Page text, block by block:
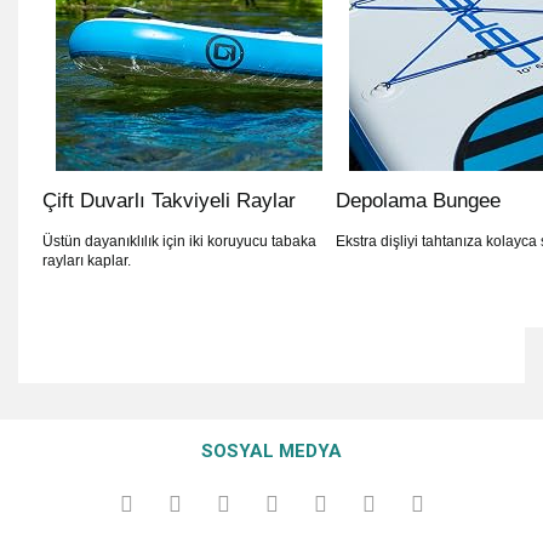
Çift Duvarlı Takviyeli Raylar
Üstün dayanıklılık için iki koruyucu tabaka
rayları kaplar.
Depolama Bungee
Ekstra dişliyi tahtanıza
Yorum Yaz
kullanarak tarafımıza iletebilirsiniz.
Görüş ve önerileriniz için teşekkür ederiz.
SOSYAL MEDYA